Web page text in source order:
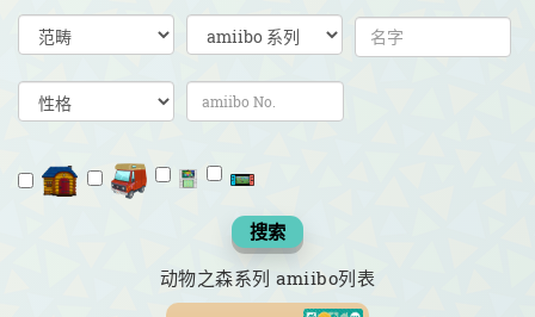
搜索
动物之森系列 amiibo列表